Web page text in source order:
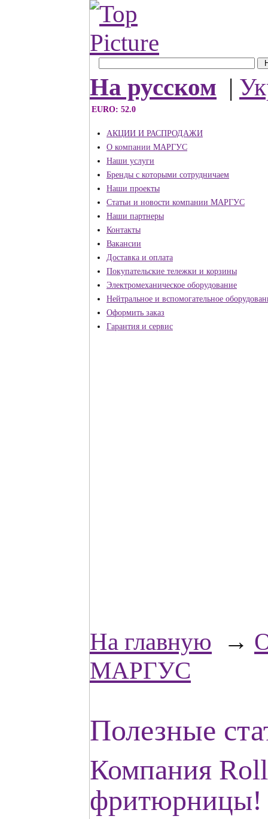
На русском |
EURO: 52.0
АКЦИИ И РАСПРОДАЖИ
О компании МАРГУС
Наши услуги
Бренды с которыми сотрудничаем
Наши проекты
Статьи и новости компании МАРГУС
Наши партнеры
Контакты
Вакансии
Доставка и оплата
Покупательские тележки и корзины
Электромеханическое оборудование
Нейтральное и вспомогательное
Оформить заказ
Гарантия и сервис
На главную →
МАРГУС
Полезные
Компания